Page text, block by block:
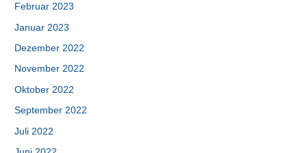
Februar 2023
Januar 2023
Dezember 2022
November 2022
Oktober 2022
September 2022
Juli 2022